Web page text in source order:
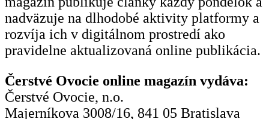
nadväzuje na dlhodobé aktivity platformy a
rozvíja ich v digitálnom prostredí ako
pravidelne aktualizovaná online publikácia.
Čerstvé Ovocie online magazín vydáva:
Čerstvé Ovocie, n.o.
Majerníkova 3008/16, 841 05 Bratislava